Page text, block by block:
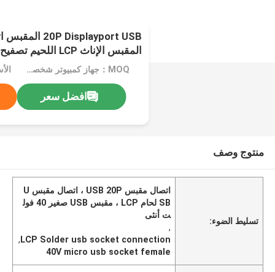
المقبس الإناث LCP اللحيم تصفيح 40V
MOQ：جهاز كمبيوتر شخصى 1000
افضل سعر
منتوج وصف
تسليط الضوء:
اتصال مقبس USB 20P ، اتصال مقبس U
SB لحام LCP ، مقبس USB صغير 40 فول
ت أنثى
,
LCP Solder usb socket connection
,
40V micro usb socket female